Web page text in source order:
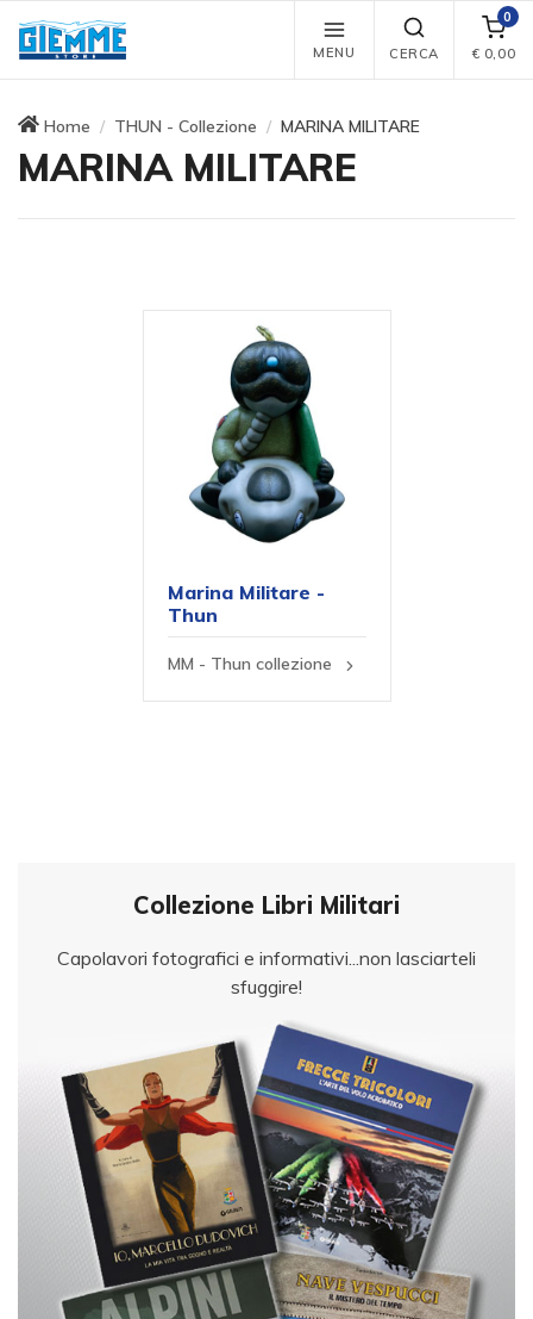
MENU CERCA
0
€ 0,00
Home THUN - Collezione MARINA MILITARE
MARINA MILITARE
Marina Militare -
Thun
MM - Thun collezione
Collezione Libri Militari
Capolavori fotografici e informativi...non lasciarteli
sfuggire!